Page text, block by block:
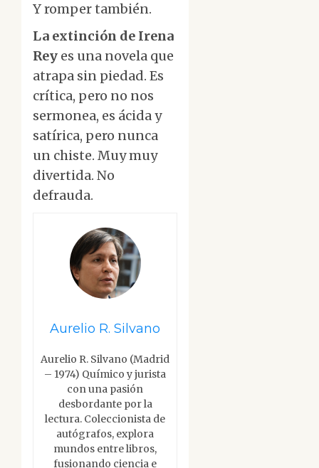
Y romper también.
La extinción de Irena
Rey es una novela que
atrapa sin piedad. Es
crítica, pero no nos
sermonea, es ácida y
satírica, pero nunca
un chiste. Muy muy
divertida. No
defrauda.
Aurelio R. Silvano
Aurelio R. Silvano (Madrid
– 1974) Químico y jurista
con una pasión
desbordante por la
lectura. Coleccionista de
autógrafos, explora
mundos entre libros,
fusionando ciencia e